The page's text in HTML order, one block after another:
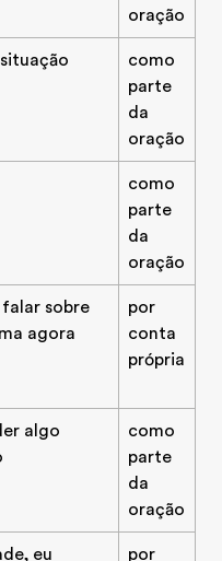
oração
como
parte
da
oração
como
parte
da
oração
sobre
agora
por
conta
própria
algo
como
parte
da
oração
eu
por